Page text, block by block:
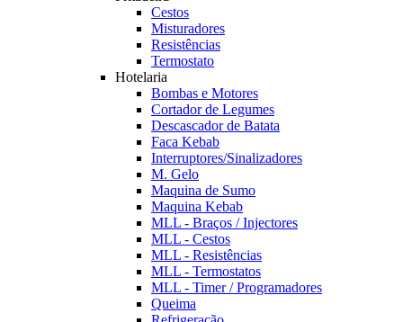
Cestos
Misturadores
Resistências
Termostato
Hotelaria
Bombas e Motores
Cortador de Legumes
Descascador de Batata
Faca Kebab
Interruptores/Sinalizadores
M. Gelo
Maquina de Sumo
Maquina Kebab
MLL - Braços / Injectores
MLL - Cestos
MLL - Resistências
MLL - Termostatos
MLL - Timer / Programadores
Queima